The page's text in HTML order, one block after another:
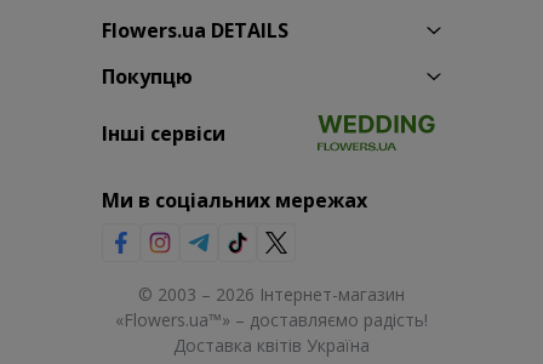
Flowers.ua DETAILS
Покупцю
Інші сервіси
Ми в соціальних мережах
© 2003 – 2026 Інтернет-магазин
«Flowers.ua™» – доставляємо радість!
Доставка квітів Україна